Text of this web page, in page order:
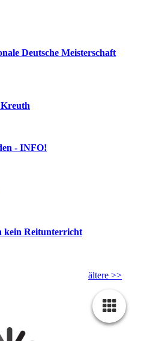
Deutsche Meisterschaft
- INFO!
kein Reitunterricht
ältere >>